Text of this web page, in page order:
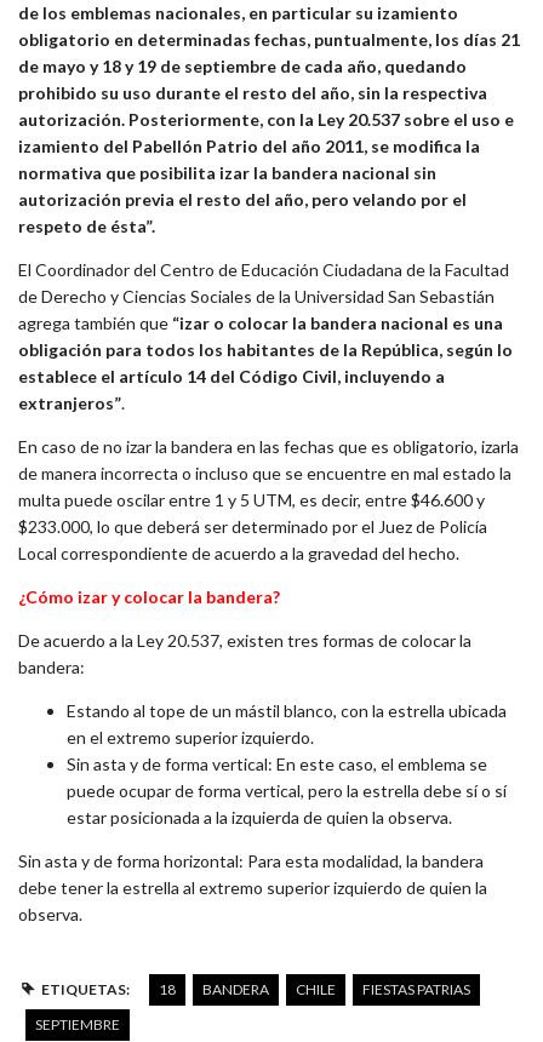
de los emblemas nacionales, en particular su izamiento
obligatorio en determinadas fechas, puntualmente, los días 21
de mayo y 18 y 19 de septiembre de cada año, quedando
prohibido su uso durante el resto del año, sin la respectiva
autorización. Posteriormente, con la Ley 20.537 sobre el uso e
izamiento del Pabellón Patrio del año 2011, se modifica la
normativa que posibilita izar la bandera nacional sin
autorización previa el resto del año, pero velando por el
respeto de ésta”.
El Coordinador del Centro de Educación Ciudadana de la Facultad
de Derecho y Ciencias Sociales de la Universidad San Sebastián
agrega también que “izar o colocar la bandera nacional es una
obligación para todos los habitantes de la República, según lo
establece el artículo 14 del Código Civil, incluyendo a
extranjeros”.
En caso de no izar la bandera en las fechas que es obligatorio, izarla
de manera incorrecta o incluso que se encuentre en mal estado la
multa puede oscilar entre 1 y 5 UTM, es decir, entre $46.600 y
$233.000, lo que deberá ser determinado por el Juez de Policía
Local correspondiente de acuerdo a la gravedad del hecho.
¿Cómo izar y colocar la bandera?
De acuerdo a la Ley 20.537, existen tres formas de colocar la
bandera:
Estando al tope de un mástil blanco, con la estrella ubicada
en el extremo superior izquierdo.
Sin asta y de forma vertical: En este caso, el emblema se
puede ocupar de forma vertical, pero la estrella debe sí o sí
estar posicionada a la izquierda de quien la observa.
Sin asta y de forma horizontal: Para esta modalidad, la bandera
debe tener la estrella al extremo superior izquierdo de quien la
observa.
ETIQUETAS: 18 BANDERA CHILE
FIESTAS PATRIAS
SEPTIEMBRE